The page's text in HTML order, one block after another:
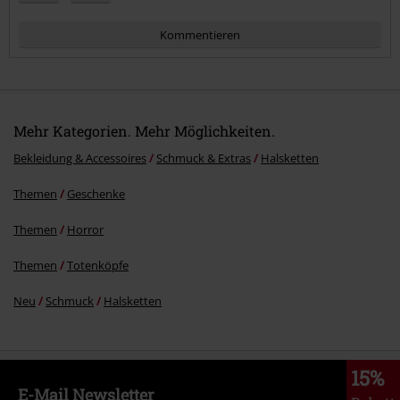
Kommentieren
Mehr Kategorien. Mehr Möglichkeiten.
Bekleidung & Accessoires Schmuck & Extras Halsketten
Themen Geschenke
Themen Horror
Themen Totenköpfe
Neu Schmuck Halsketten
15%
E-Mail Newsletter